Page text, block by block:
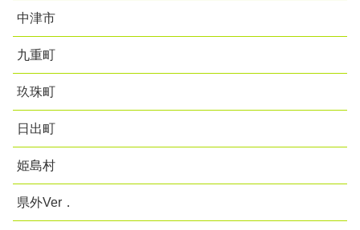
中津市
九重町
玖珠町
日出町
姫島村
県外Ver．